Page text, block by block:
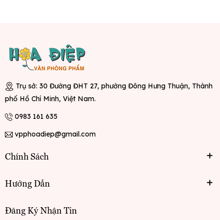
Trụ sở: 30 Đường ĐHT 27, phường Đông Hưng Thuận, Thành
phố Hồ Chí Minh, Việt Nam.
0983 161 635
vpphoadiep@gmail.com
Chính Sách
Hướng Dẫn
Đăng Ký Nhận Tin